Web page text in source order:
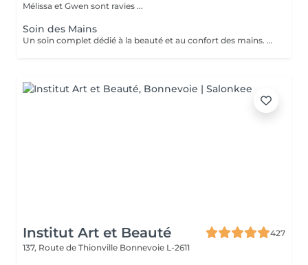
Mélissa et Gwen sont ravies ...
Soin des Mains
Un soin complet dédié à la beauté et au confort des mains. Le soin débute par une exfoliation douce afin d'affiner le grain de peau et révéler son éclat naturel. Les mains sont ensuite enveloppées dans un masque hydratant et nourrissant pour une action en profondeur. Pendant ce temps, les ongles sont soigneusement travaillés afin de leur redonner une forme nette et harmonieuse. Le soin se termine par un massage relaxant des mains, procurant une sensation immédiate de confort et de détente. Les mains sont plus douces, la peau nourrie et les ongles parfaitement soignés. Le vernis classique n'est pas proposé à l'institut. Si vous le souhaitez, nous pouvons toutefois réaliser la pose avec votre propre vernis en sélectionnant l'option correspondante.
Institut Art et Beauté
427
137, Route de Thionville Bonnevoie L-2611